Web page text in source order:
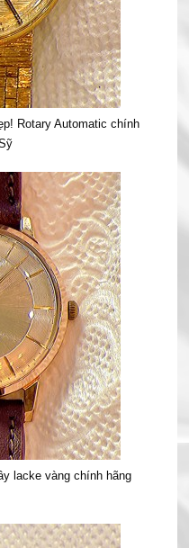
Rotary Automatic chính
lacke vàng chính hãng